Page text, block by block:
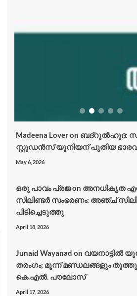
Madeena Loveron ബദ്റുൽഹുദ:
സ്റ്റുഡൻസ് യൂനിയന് പുതിയ
May 6, 2026
ഒരു പാവം പ്രജon അനധികൃത
സിലിണ്ടർ സംഭരണം: അഞ്ച്
പിടിച്ചെടുത്തു
April 18, 2026
Junaid Wayanad on വയനാട്ടില്‍
തരംഗം; മൂന്ന് മണ്ഡലങ്ങളും
കെ.എല്‍. പൗലോസ്
April 17, 2026